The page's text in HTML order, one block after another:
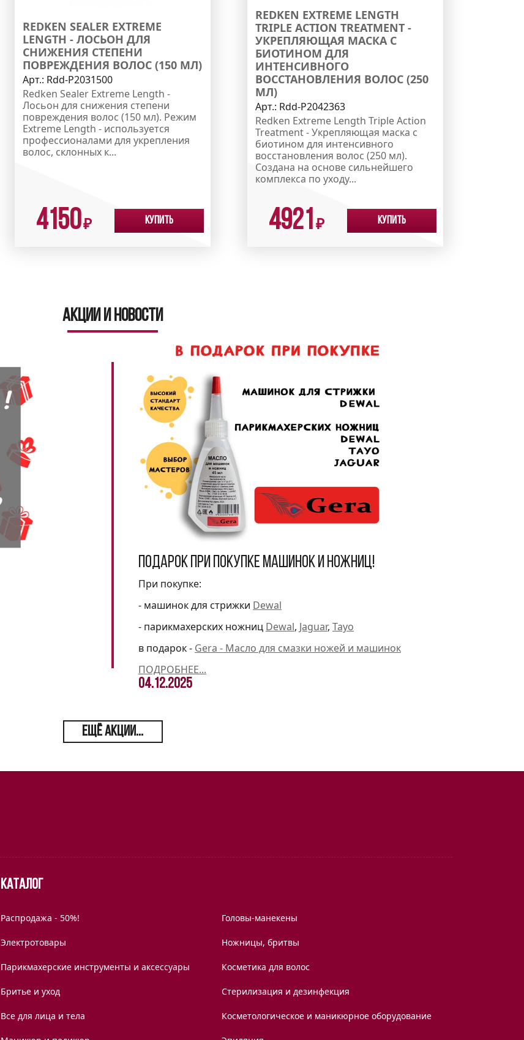
REDKEN SEALER EXTREME
LENGTH - ЛОСЬОН ДЛЯ
СНИЖЕНИЯ СТЕПЕНИ
ПОВРЕЖДЕНИЯ ВОЛОС (150 МЛ)
Арт.: Rdd-P2031500
Redken Sealer Extreme Length -
Лосьон для снижения степени
повреждения волос (150 мл). Режим
Extreme Length - используется
профессионалами для укрепления
волос, склонных к...
4150₽ Купить
REDKEN EXTREME LENGTH
TRIPLE ACTION TREATMENT -
УКРЕПЛЯЮЩАЯ МАСКА С
БИОТИНОМ ДЛЯ
ИНТЕНСИВНОГО
ВОССТАНОВЛЕНИЯ ВОЛОС (250
МЛ)
Арт.: Rdd-P2042363
Redken Extreme Length Triple Action
Treatment - Укрепляющая маска с
биотином для интенсивного
восстановления волос (250 мл).
Создана на основе сильнейшего
комплекса по уходу...
4921 ₽ Купить
Акции и новости
Подарок при покупке машинок и ножниц!
При покупке:
- машинок для стрижки Dewal
- парикмахерских ножниц Dewal, Jaguar, Tayo
в подарок - Gera - Масло для смазки ножей и машинок
ПОДРОБНЕЕ...
04.12.2025
ЕЩЁ АКЦИИ...
Каталог
Распродажа - 50%! Головы-манекены
Электротовары Ножницы, бритвы
Парикмахерские инструменты и аксессуары Косметика для волос
Бритье и уход Стерилизация и дезинфекция
Все для лица и тела Косметологическое и маникюрное оборудование